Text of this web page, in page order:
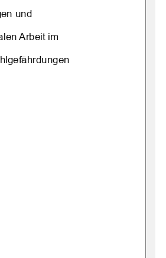
und
Arbeit im